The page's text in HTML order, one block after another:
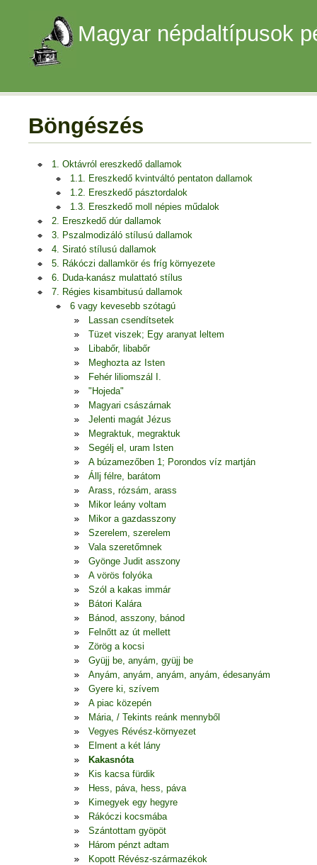
Magyar népdaltípusok
Böngészés
1. Oktávról ereszkedő dallamok
1.1. Ereszkedő kvintváltó pentaton dallamok
1.2. Ereszkedő pásztordalok
1.3. Ereszkedő moll népies műdalok
2. Ereszkedő dúr dallamok
3. Pszalmodizáló stílusú dallamok
4. Sirató stílusú dallamok
5. Rákóczi dallamkör és fríg környezete
6. Duda-kanász mulattató stílus
7. Régies kisambitusú dallamok
6 vagy kevesebb szótagú
Lassan csendítsetek
Tüzet viszek; Egy aranyat leltem
Libabőr, libabőr
Meghozta az Isten
Fehér liliomszál I.
"Hojeda"
Magyari császárnak
Jelenti magát Jézus
Megraktuk, megraktuk
Segélj el, uram Isten
A búzamezőben 1; Porondos víz martján
Állj félre, barátom
Arass, rózsám, arass
Mikor leány voltam
Mikor a gazdasszony
Szerelem, szerelem
Vala szeretőmnek
Gyönge Judit asszony
A vörös folyóka
Szól a kakas immár
Bátori Kalára
Bánod, asszony, bánod
Felnőtt az út mellett
Zörög a kocsi
Gyüjj be, anyám, gyüjj be
Anyám, anyám, anyám, anyám, édesanyám
Gyere ki, szívem
A piac közepén
Mária, / Tekints reánk mennyből
Vegyes Révész-környezet
Elment a két lány
Kakasnóta
Kis kacsa fürdik
Hess, páva, hess, páva
Kimegyek egy hegyre
Rákóczi kocsmába
Szántottam gyöpöt
Három pénzt adtam
Kopott Révész-származékok